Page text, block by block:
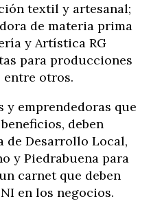
textil y artesanal;
de materia prima
y Artística RG
para producciones
entre otros.
y emprendedoras que
deben
de Desarrollo Local,
y Piedrabuena para
carnet que deben
en los negocios.